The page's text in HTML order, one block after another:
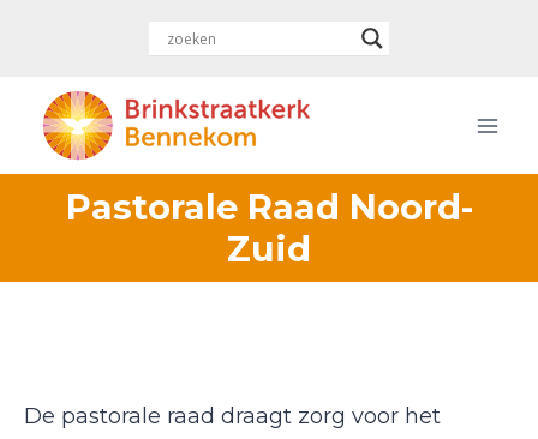
inhoud
Pastorale Raad Noord-
Zuid
De pastorale raad draagt zorg voor het